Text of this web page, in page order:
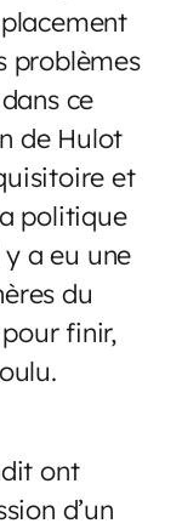
problèmes
ce
de Hulot
et
politique
a eu une
du
finir,
ont
d’un